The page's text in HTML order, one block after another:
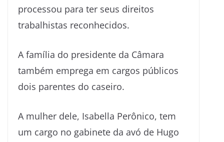
processou para ter seus direitos
trabalhistas reconhecidos.
A família do presidente da Câmara
também emprega em cargos públicos
dois parentes do caseiro.
A mulher dele, Isabella Perônico, tem
um cargo no gabinete da avó de Hugo